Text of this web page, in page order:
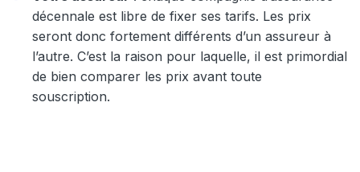
décennale est libre de fixer ses tarifs. Les prix
seront donc fortement différents d’un assureur à
l’autre. C’est la raison pour laquelle, il est primordial
de bien comparer les prix avant toute
souscription.